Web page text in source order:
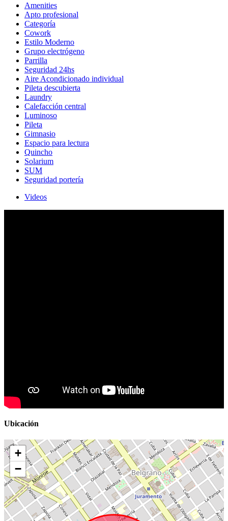
Amenities
Apto profesional
Categoría
Cowork
Estilo Moderno
Grupo electrógeno
Parrilla
Seguridad 24hs
Aire Acondicionado individual
Pileta descubierta
Laundry
Calefacción central
Luminoso
Pileta
Gimnasio
Espacio para lectura
Quincho
Solarium
SUM
Seguridad portería
Videos
Ubicación
+
−